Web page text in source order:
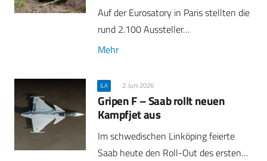
Auf der Eurosatory in Paris stellten die
rund 2.100 Aussteller…
Mehr
ILA 2. Juni 2026
Gripen F – Saab rollt neuen
Kampfjet aus
Im schwedischen Linköping feierte
Saab heute den Roll-Out des ersten…